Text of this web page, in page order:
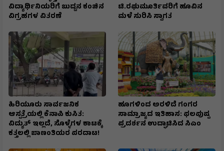
ವಿದ್ಯಾರ್ಥಿನಿಯರಿಗೆ ಬುದ್ದನ ಕಂಚಿನ
ವಿಗ್ರಹಗಳ ವಿತರಣೆ
ಟಿ.ರಘುಮೂರ್ತಿವರಿಗೆ ಹೂವಿನ
ಮಳೆ ಸುರಿಸಿ ಸ್ವಾಗತ
ಹಿರಿಯೂರು ಸಾರ್ವಜನಿಕ
ಆಸ್ಪತ್ರೆಯಲ್ಲಿ ಕೆನಾಪಿ ಕುಸಿತ:
ವಿದ್ಯುತ್‌ ಇಲ್ಲದೆ, ಸೊಳ್ಳೆಗಳ ಕಾಟಕ್ಕೆ
ಕತ್ತಲಲ್ಲಿ ಬಾಣಂತಿಯರ ಪರದಾಟ!
ಹೂಗಳಿಂದ ಅರಳಿದೆ ಗಂಗರ
ಸಾಮ್ರಾಜ್ಯದ ಇತಿಹಾಸ: ಫಲಪುಷ್ಪ
ಪ್ರದರ್ಶನ ಉದ್ಘಾಟಿಸಿದ ಸಿಎಂ